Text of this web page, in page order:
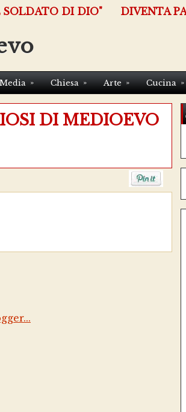
SOLDATO DI DIO" DIVENTA
Media » Chiesa » Arte » Cucina »
DI MEDIOEVO